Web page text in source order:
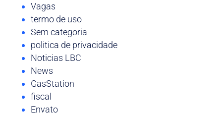
Vagas
termo de uso
Sem categoria
politica de privacidade
Noticias LBC
News
GasStation
fiscal
Envato